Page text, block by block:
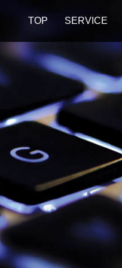
TOP SERVICE